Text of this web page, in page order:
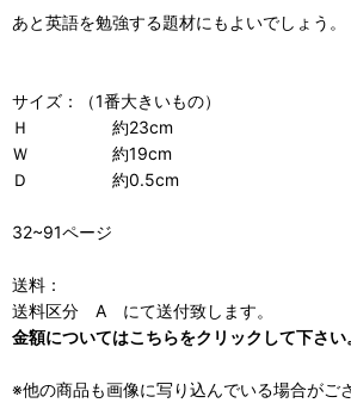
あと英語を勉強する題材にもよいでしょう。
サイズ：（1番大きいもの）
Ｈ 約23cm
Ｗ 約19cm
Ｄ 約0.5cm
32~91ページ
送料：
送料区分 A にて送付致します。
金額についてはこちらをクリックして下さい
※他の商品も画像に写り込んでいる場合がご